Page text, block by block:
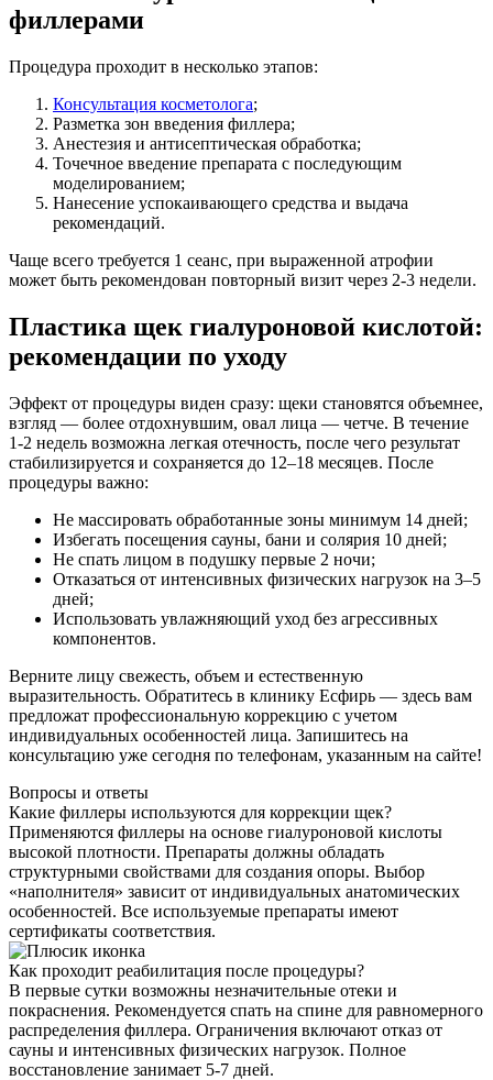
филлерами
Процедура проходит в несколько этапов:
Консультация косметолога;
Разметка зон введения филлера;
Анестезия и антисептическая обработка;
Точечное введение препарата с последующим
моделированием;
Нанесение успокаивающего средства и выдача
рекомендаций.
Чаще всего требуется 1 сеанс, при выраженной атрофии
может быть рекомендован повторный визит через 2-3 недели.
Пластика щек гиалуроновой кислотой:
рекомендации по уходу
Эффект от процедуры виден сразу: щеки становятся объемнее,
взгляд — более отдохнувшим, овал лица — четче. В течение
1-2 недель возможна легкая отечность, после чего результат
стабилизируется и сохраняется до 12–18 месяцев. После
процедуры важно:
Не массировать обработанные зоны минимум 14 дней;
Избегать посещения сауны, бани и солярия 10 дней;
Не спать лицом в подушку первые 2 ночи;
Отказаться от интенсивных физических нагрузок на 3–5
дней;
Использовать увлажняющий уход без агрессивных
компонентов.
Верните лицу свежесть, объем и естественную
выразительность. Обратитесь в клинику Есфирь — здесь вам
предложат профессиональную коррекцию с учетом
индивидуальных особенностей лица. Запишитесь на
консультацию уже сегодня по телефонам, указанным на сайте!
Вопросы и ответы
Какие филлеры используются для коррекции щек?
Применяются филлеры на основе гиалуроновой кислоты
высокой плотности. Препараты должны обладать
структурными свойствами для создания опоры. Выбор
«наполнителя» зависит от индивидуальных анатомических
особенностей. Все используемые препараты имеют
сертификаты соответствия.
Как проходит реабилитация после процедуры?
В первые сутки возможны незначительные отеки и
покраснения. Рекомендуется спать на спине для равномерного
распределения филлера. Ограничения включают отказ от
сауны и интенсивных физических нагрузок. Полное
восстановление занимает 5-7 дней.